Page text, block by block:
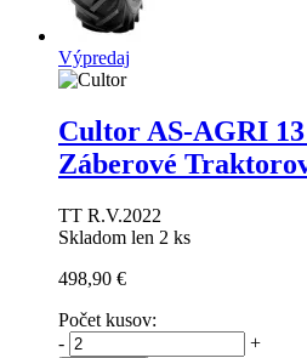
Výpredaj
Cultor AS-AGRI 13
Záberové
TT R.V.2022
Skladom len 2 ks
498,90 €
Počet kusov:
-
+